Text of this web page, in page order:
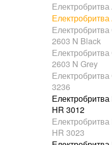
2603 N Black
2603 N Grey
3236
HR 3012
HR 3023